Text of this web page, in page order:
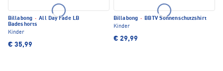
Billabong · All Day Fade LB
Badeshorts
Kinder
€ 35,99
Billabong · BBTV Sonnenschutzshirt
Kinder
€ 29,99